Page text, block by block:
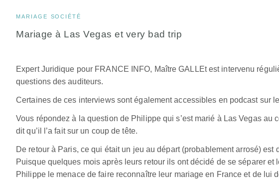
MARIAGE SOCIÉTÉ
Mariage à Las Vegas et very bad trip
Expert Juridique pour FRANCE INFO, Maître GALLEt est intervenu
questions des auditeurs.
Certaines de ces interviews sont également accessibles en podcast sur
Vous répondez à la question de Philippe qui s’est marié à Las Vegas au
dit qu’il l’a fait sur un coup de tête.
De retour à Paris, ce qui était un jeu au départ (probablement arrosé)
Puisque quelques mois après leurs retour ils ont décidé de se séparer et
Philippe le menace de faire reconnaître leur mariage en France et de lui